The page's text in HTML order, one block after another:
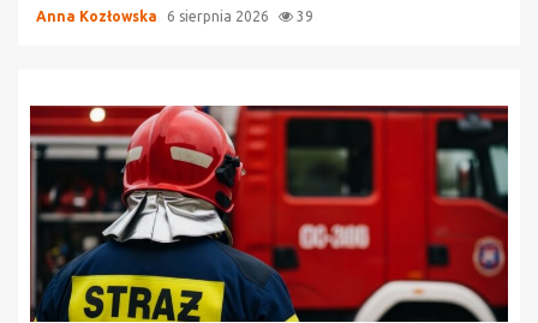
Anna Kozłowska 6 sierpnia 2026 39